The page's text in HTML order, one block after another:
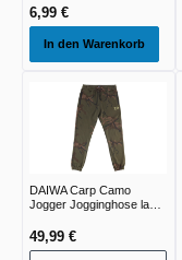
6,99 €
In den Warenkorb
DAIWA Carp Camo
Jogger Jogginghose lang
49,99 €